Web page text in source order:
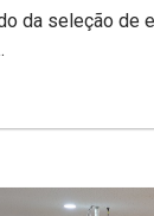
da seleção de